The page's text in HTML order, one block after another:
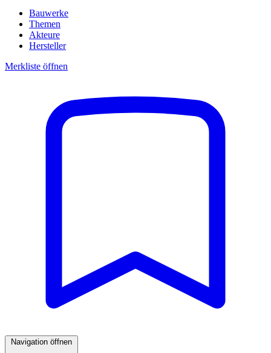
Bauwerke
Themen
Akteure
Hersteller
Merkliste öffnen
Navigation öffnen